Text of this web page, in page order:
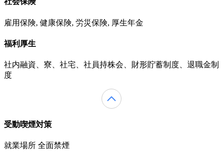
雇用保険, 健康保険, 労災保険, 厚生年金
福利厚生
社内融資、寮、社宅、社員持株会、財形貯蓄制度、退職金制
度
受動喫煙対策
就業場所 全面禁煙